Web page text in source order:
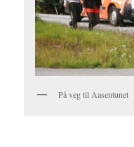
På veg til Aasentunet